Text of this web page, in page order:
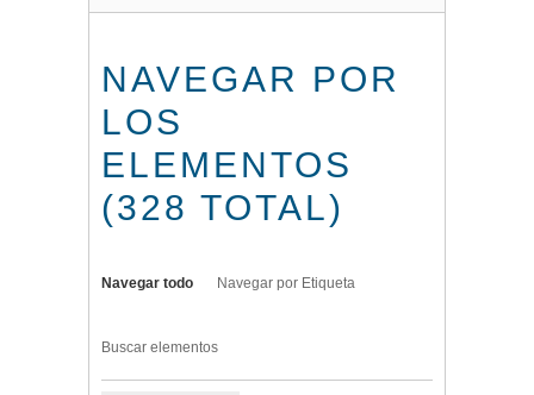
NAVEGAR POR
LOS
ELEMENTOS
(328 TOTAL)
Navegar todo Navegar por Etiqueta
Buscar elementos